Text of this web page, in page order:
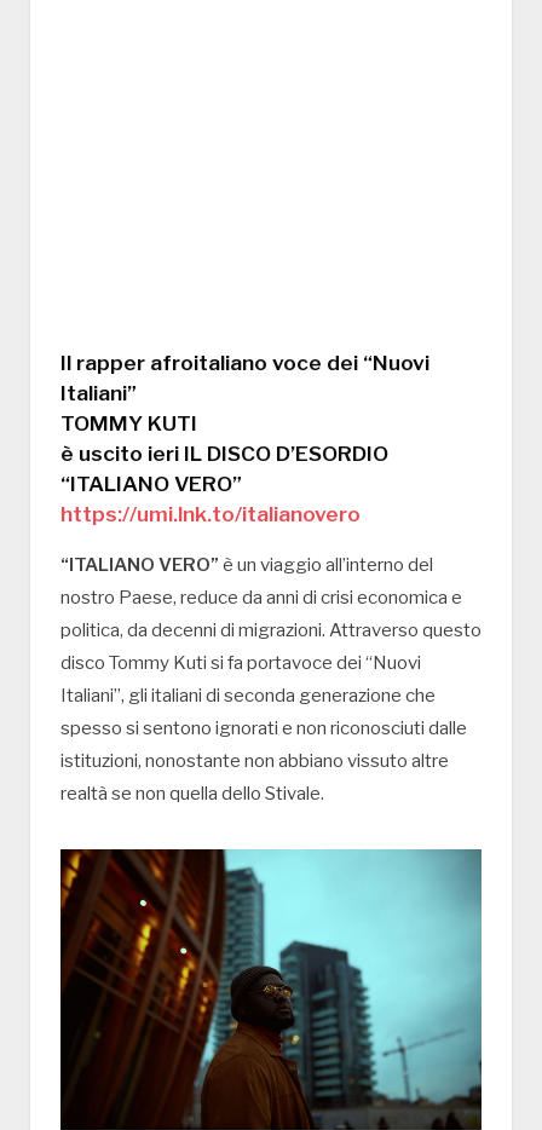
Il rapper afroitaliano voce dei “Nuovi
Italiani”
TOMMY KUTI
è uscito ieri IL DISCO D’ESORDIO
“ITALIANO VERO”
https://umi.lnk.to/italianovero
“ITALIANO VERO” è un viaggio all’interno del
nostro Paese, reduce da anni di crisi economica e
politica, da decenni di migrazioni. Attraverso questo
disco Tommy Kuti si fa portavoce dei “Nuovi
Italiani”, gli italiani di seconda generazione che
spesso si sentono ignorati e non riconosciuti dalle
istituzioni, nonostante non abbiano vissuto altre
realtà se non quella dello Stivale.